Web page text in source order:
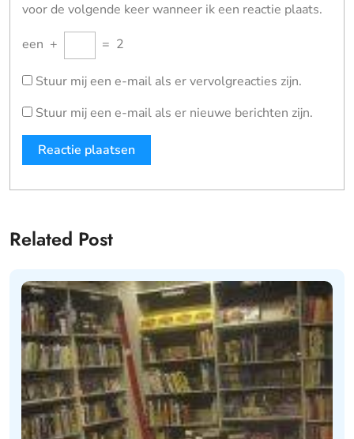
voor de volgende keer wanneer ik een reactie plaats.
een + = 2
Stuur mij een e-mail als er vervolgreacties zijn.
Stuur mij een e-mail als er nieuwe berichten zijn.
Related Post